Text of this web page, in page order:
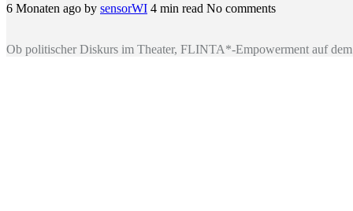
6 Monaten ago by sensorWI 4 min read No comments
Ob politischer Diskurs im Theater, FLINTA*-Empowerment auf